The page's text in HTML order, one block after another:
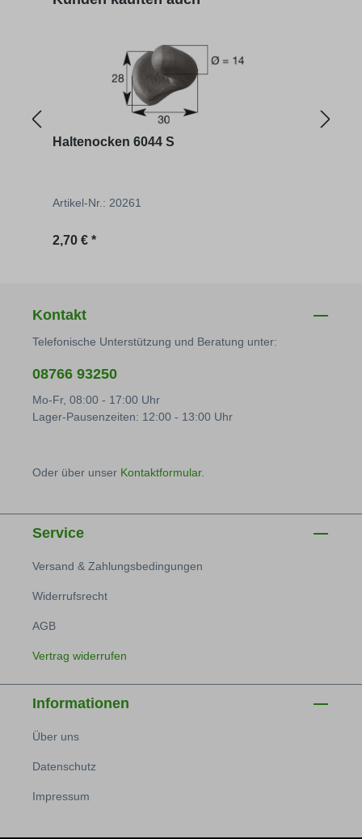
Haltenocken 6044 S
Artikel-Nr.: 20261
Regulärer Preis:
2,70 € *
Kontakt
Telefonische Unterstützung und Beratung unter:
08766 93250
Mo-Fr, 08:00 - 17:00 Uhr
Lager-Pausenzeiten: 12:00 - 13:00 Uhr
Oder über unser Kontaktformular.
Service
Versand & Zahlungsbedingungen
Widerrufsrecht
AGB
Vertrag widerrufen
Informationen
Über uns
Datenschutz
Impressum